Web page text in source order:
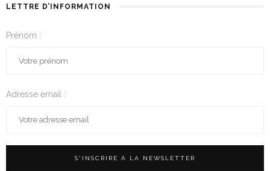
LETTRE D’INFORMATION
Prénom :
Adresse email :